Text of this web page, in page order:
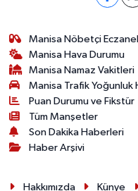
Manisa Nöbetçi
Manisa Hava Durumu
Manisa Namaz Vakitleri
Manisa Trafik Yoğunluk
Puan Durumu ve Fikstür
Tüm Manşetler
Son Dakika Haberleri
Haber Arşivi
Hakkımızda Künye